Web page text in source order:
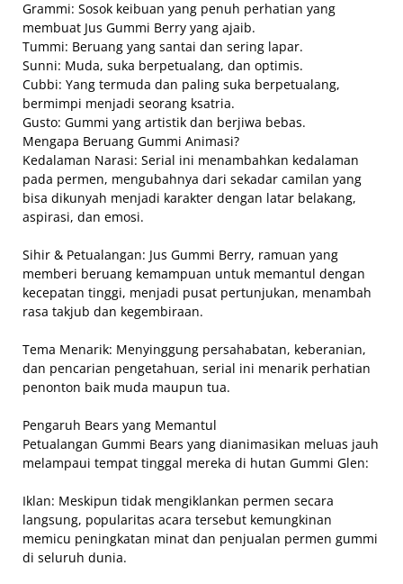
Grammi: Sosok keibuan yang penuh perhatian yang
membuat Jus Gummi Berry yang ajaib.
Tummi: Beruang yang santai dan sering lapar.
Sunni: Muda, suka berpetualang, dan optimis.
Cubbi: Yang termuda dan paling suka berpetualang,
bermimpi menjadi seorang ksatria.
Gusto: Gummi yang artistik dan berjiwa bebas.
Mengapa Beruang Gummi Animasi?
Kedalaman Narasi: Serial ini menambahkan kedalaman
pada permen, mengubahnya dari sekadar camilan yang
bisa dikunyah menjadi karakter dengan latar belakang,
aspirasi, dan emosi.
Sihir & Petualangan: Jus Gummi Berry, ramuan yang
memberi beruang kemampuan untuk memantul dengan
kecepatan tinggi, menjadi pusat pertunjukan, menambah
rasa takjub dan kegembiraan.
Tema Menarik: Menyinggung persahabatan, keberanian,
dan pencarian pengetahuan, serial ini menarik perhatian
penonton baik muda maupun tua.
Pengaruh Bears yang Memantul
Petualangan Gummi Bears yang dianimasikan meluas jauh
melampaui tempat tinggal mereka di hutan Gummi Glen:
Iklan: Meskipun tidak mengiklankan permen secara
langsung, popularitas acara tersebut kemungkinan
memicu peningkatan minat dan penjualan permen gummi
di seluruh dunia.